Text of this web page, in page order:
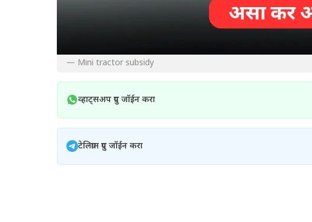
— Mini tractor subsidy
व्हाट्सअप ग्रुप जॉईन करा
टेलिग्राम ग्रुप जॉईन करा